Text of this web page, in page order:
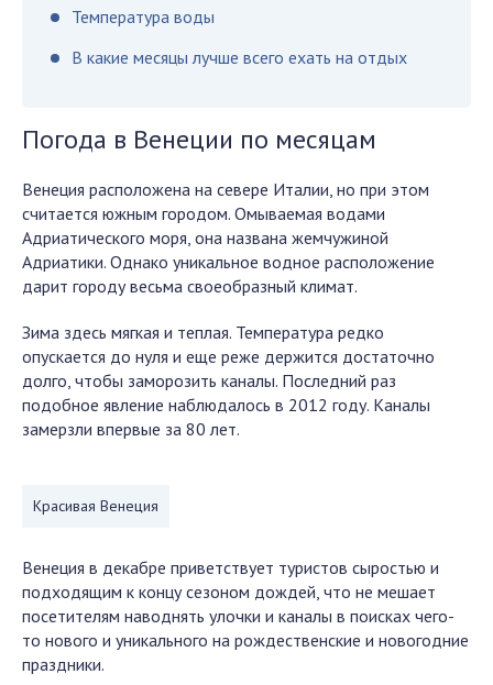
Температура воды
В какие месяцы лучше всего ехать на отдых
Погода в Венеции по месяцам
Венеция расположена на севере Италии, но при этом
считается южным городом. Омываемая водами
Адриатического моря, она названа жемчужиной
Адриатики. Однако уникальное водное расположение
дарит городу весьма своеобразный климат.
Зима здесь мягкая и теплая. Температура редко
опускается до нуля и еще реже держится достаточно
долго, чтобы заморозить каналы. Последний раз
подобное явление наблюдалось в 2012 году. Каналы
замерзли впервые за 80 лет.
Красивая Венеция
Венеция в декабре приветствует туристов сыростью и
подходящим к концу сезоном дождей, что не мешает
посетителям наводнять улочки и каналы в поисках чего-
то нового и уникального на рождественские и новогодние
праздники.